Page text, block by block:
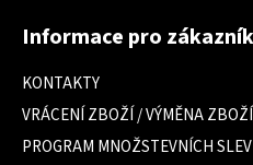
Informace pro
KONTAKTY
VRÁCENÍ ZBOŽÍ / VÝMĚNA
PROGRAM MNOŽSTEVNÍCH SLEV